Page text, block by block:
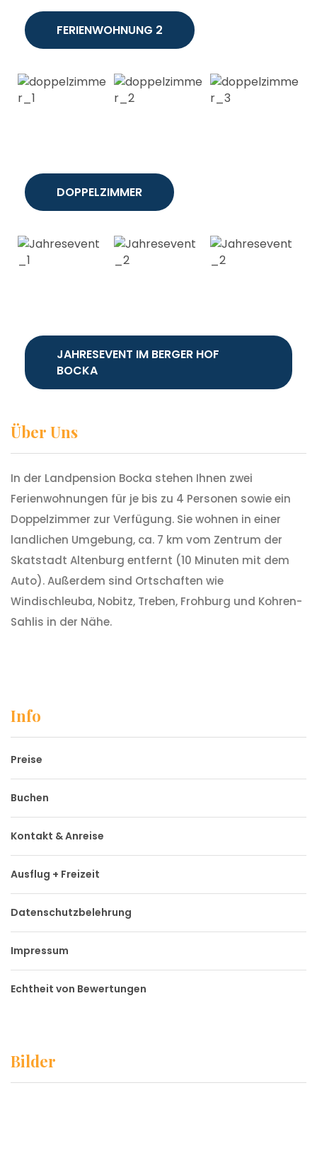
FERIENWOHNUNG 2
DOPPELZIMMER
JAHRESEVENT IM BERGER HOF
BOCKA
Über Uns
In der Landpension Bocka stehen Ihnen zwei
Ferienwohnungen für je bis zu 4 Personen sowie ein
Doppelzimmer zur Verfügung. Sie wohnen in einer
landlichen Umgebung, ca. 7 km vom Zentrum der
Skatstadt Altenburg entfernt (10 Minuten mit dem
Auto). Außerdem sind Ortschaften wie
Windischleuba, Nobitz, Treben, Frohburg und Kohren-
Sahlis in der Nähe.
Info
Preise
Buchen
Kontakt & Anreise
Ausflug + Freizeit
Datenschutzbelehrung
Impressum
Echtheit von Bewertungen
Bilder